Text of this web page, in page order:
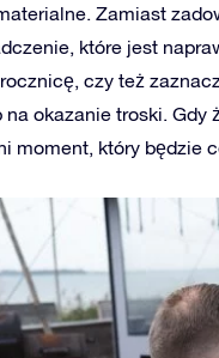
Zamiast
które jest
czy też
na okazanie troski. Gdy
moment, który będzie